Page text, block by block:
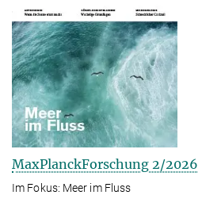
MaxPlanckForschung 2/2026
Im Fokus: Meer im Fluss